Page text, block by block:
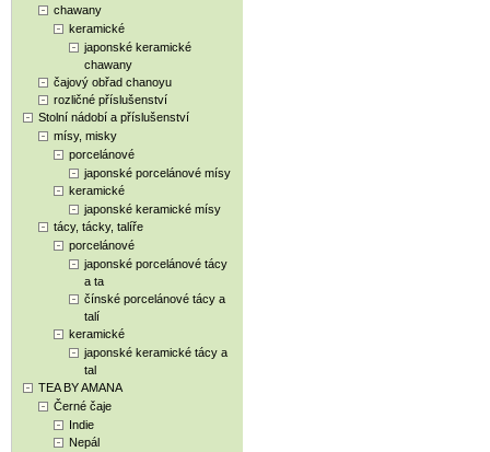
chawany
keramické
japonské keramické
chawany
čajový obřad chanoyu
rozličné příslušenství
Stolní nádobí a příslušenství
mísy, misky
porcelánové
japonské porcelánové mísy
keramické
japonské keramické mísy
tácy, tácky, talíře
porcelánové
japonské porcelánové tácy
a ta
čínské porcelánové tácy a
talí
keramické
japonské keramické tácy a
tal
TEA BY AMANA
Černé čaje
Indie
Nepál